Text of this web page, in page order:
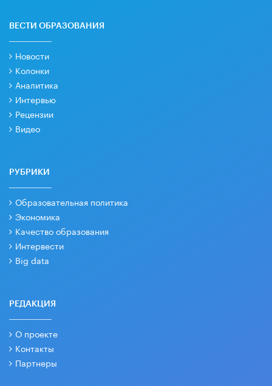
ВЕСТИ ОБРАЗОВАНИЯ
Новости
Колонки
Аналитика
Интервью
Рецензии
Видео
РУБРИКИ
Образовательная политика
Экономика
Качество образования
Интервести
Big data
РЕДАКЦИЯ
О проекте
Контакты
Партнеры